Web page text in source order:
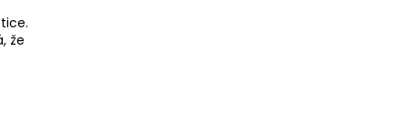
že